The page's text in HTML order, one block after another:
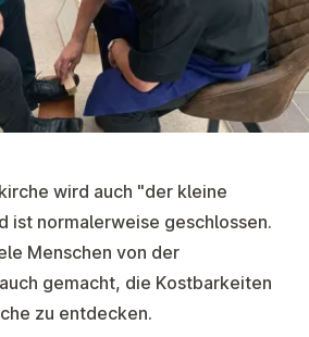
wird auch "der kleine
ist normalerweise geschlossen.
Menschen von der
gemacht, die Kostbarkeiten
zu entdecken.